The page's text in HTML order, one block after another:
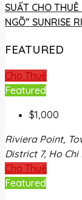
SUẤT CHO THUÊ
NGÕ” SUNRISE
FEATURED
Cho Thuê
Featured
$1,000
Riviera Point,
District 7, Ho
Cho Thuê
Featured